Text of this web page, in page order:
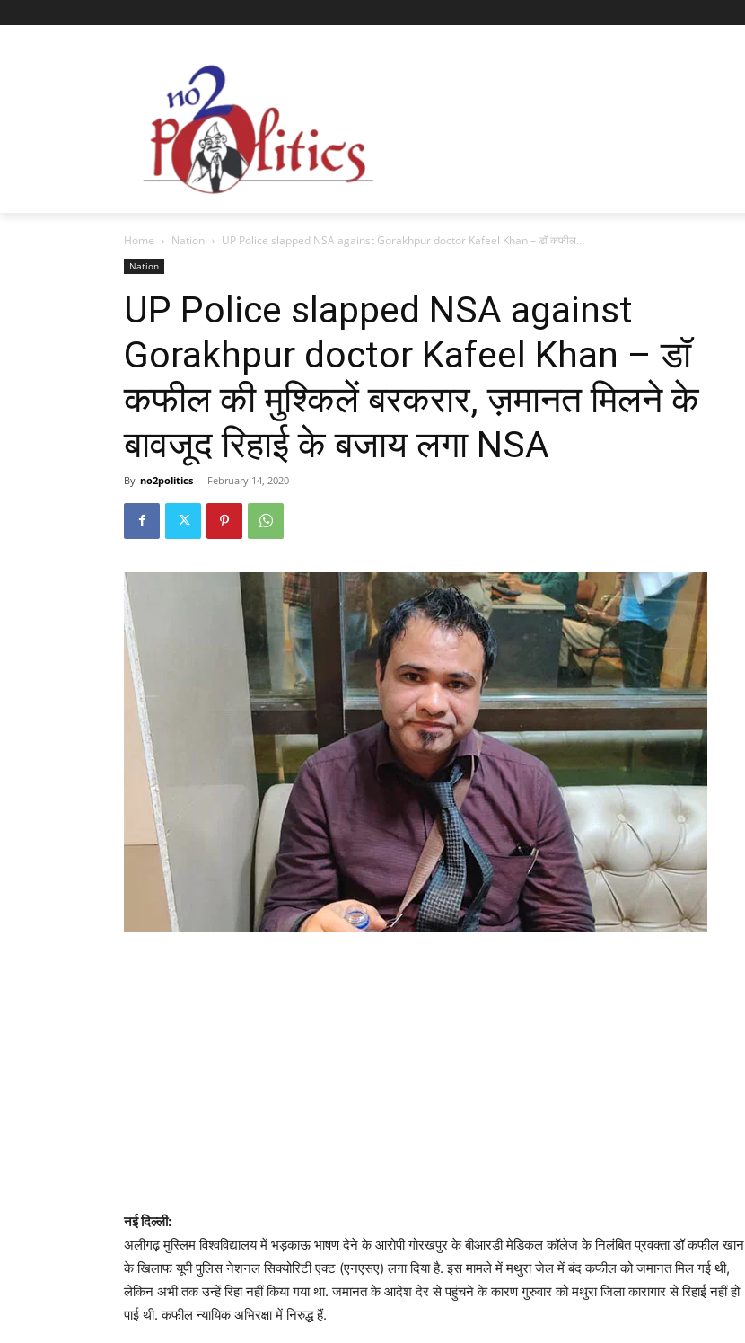
Home Nation UP Police slapped NSA against Gorakhpur doctor Kafeel Khan – डॉ कफील...
Nation
UP Police slapped NSA against
Gorakhpur doctor Kafeel Khan – डॉ
कफील की मुश्किलें बरकरार, ज़मानत मिलने के
बावजूद रिहाई के बजाय लगा NSA
By no2politics - February 14, 2020
नई दिल्ली:
अलीगढ़ मुस्लिम विश्वविद्यालय में भड़काऊ भाषण देने के आरोपी गोरखपुर के बीआरडी मेडिकल कॉलेज के निलंबित प्रवक्ता डॉ कफील खान
के खिलाफ यूपी पुलिस नेशनल सिक्योरिटी एक्ट (एनएसए) लगा दिया है. इस मामले में मथुरा जेल में बंद कफील को जमानत मिल गई थी,
लेकिन अभी तक उन्हें रिहा नहीं किया गया था. जमानत के आदेश देर से पहुंचने के कारण गुरुवार को मथुरा जिला कारागार से रिहाई नहीं हो
पाई थी. कफील न्यायिक अभिरक्षा में निरुद्ध हैं.